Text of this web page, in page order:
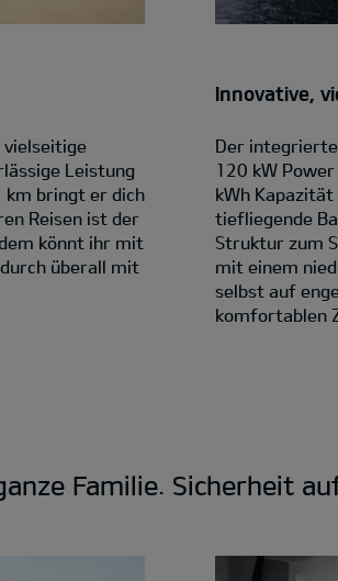
Leistung
km bringt er dich
Reisen ist der
könnt ihr mit
überall mit
Innovative,
Der
120 kW
kWh
tiefliegende
Struktur zum
mit einem
selbst auf
komfortablen
Familie. Sicherheit